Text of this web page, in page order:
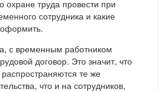
охране труда провести при
сотрудника и какие
с временным работником
договор. Это значит, что
распространяются те же
что и на сотрудников,